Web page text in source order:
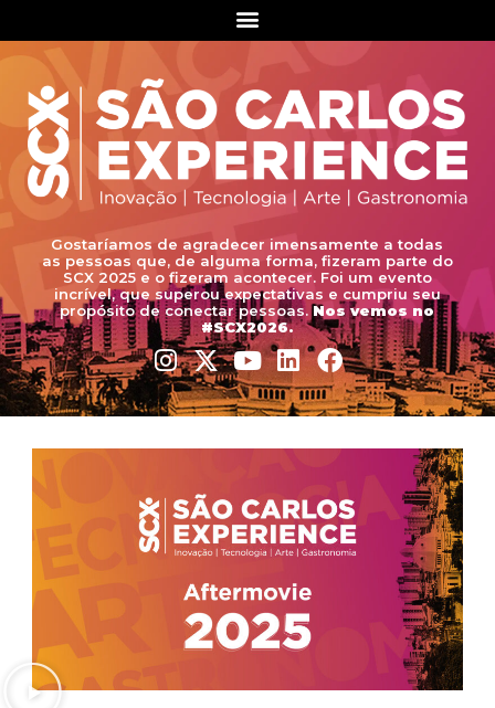
Gostaríamos de agradecer imensamente a todas
as pessoas que, de alguma forma, fizeram parte do
SCX 2025 e o fizeram acontecer. Foi um evento
incrível, que superou expectativas e cumpriu seu
propósito de conectar pessoas.Nos vemos no
#SCX2026.